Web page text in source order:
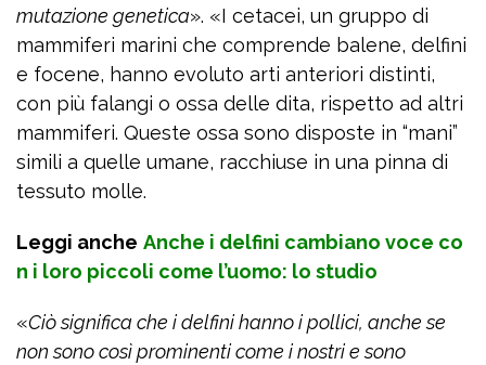
mutazione genetica». «I cetacei, un gruppo di
mammiferi marini che comprende balene, delfini
e focene, hanno evoluto arti anteriori distinti,
con più falangi o ossa delle dita, rispetto ad altri
mammiferi. Queste ossa sono disposte in “mani”
simili a quelle umane, racchiuse in una pinna di
tessuto molle.
Leggi anche Anche i delfini cambiano voce co
n i loro piccoli come l’uomo: lo studio
«Ciò significa che i delfini hanno i pollici, anche se
non sono così prominenti come i nostri e sono